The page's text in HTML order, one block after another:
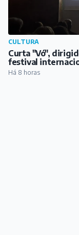
CULTURA
Curta "Vó",
festival
Há 8 horas